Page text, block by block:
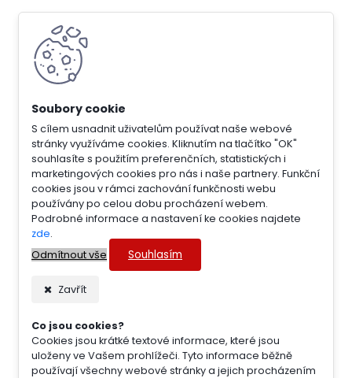
S cílem usnadnit uživatelům používat naše webové
stránky využíváme cookies. Kliknutím na tlačítko "OK"
souhlasíte s použitím preferenčních, statistických i
marketingových cookies pro nás i naše partnery. Funkční
cookies jsou v rámci zachování funkčnosti webu
používány po celou dobu procházení webem.
Podrobné informace a nastavení ke cookies najdete
zde.
Odmítnout vše
Souhlasím
Zavřít
Co jsou cookies?
Cookies jsou krátké textové informace, které jsou
uloženy ve Vašem prohlížeči. Tyto informace běžně
používají všechny webové stránky a jejich procházením